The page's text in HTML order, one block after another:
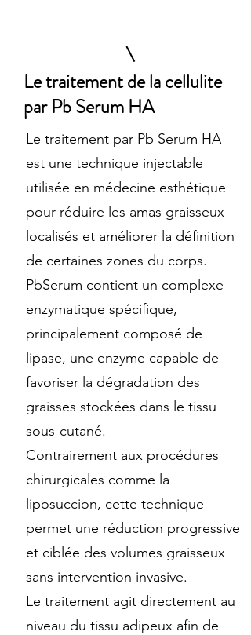
Le traitement de la cellulite
par Pb Serum HA
Le traitement par Pb Serum HA
est une technique injectable
utilisée en médecine esthétique
pour réduire les amas graisseux
localisés et améliorer la définition
de certaines zones du corps.
PbSerum contient un complexe
enzymatique spécifique,
principalement composé de
lipase, une enzyme capable de
favoriser la dégradation des
graisses stockées dans le tissu
sous-cutané.
Contrairement aux procédures
chirurgicales comme la
liposuccion, cette technique
permet une réduction progressive
et ciblée des volumes graisseux
sans intervention invasive.
Le traitement agit directement au
niveau du tissu adipeux afin de